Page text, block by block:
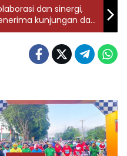
dan sinergi,
kunjungan dari